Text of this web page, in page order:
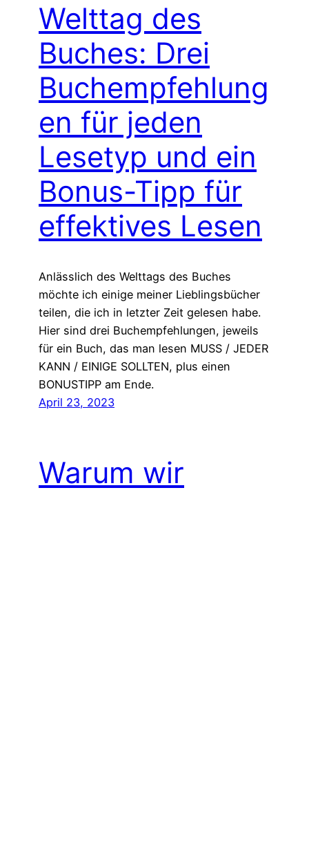
Welttag des
Buches: Drei
Buchempfehlung
en für jeden
Lesetyp und ein
Bonus-Tipp für
effektives Lesen
Anlässlich des Welttags des Buches
möchte ich einige meiner Lieblingsbücher
teilen, die ich in letzter Zeit gelesen habe.
Hier sind drei Buchempfehlungen, jeweils
für ein Buch, das man lesen MUSS / JEDER
KANN / EINIGE SOLLTEN, plus einen
BONUSTIPP am Ende.
April 23, 2023
Warum wir